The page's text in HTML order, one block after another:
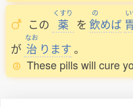
この
くすり
薬 を
の
飲めば
が
なお
治 ります。
These pills will cure